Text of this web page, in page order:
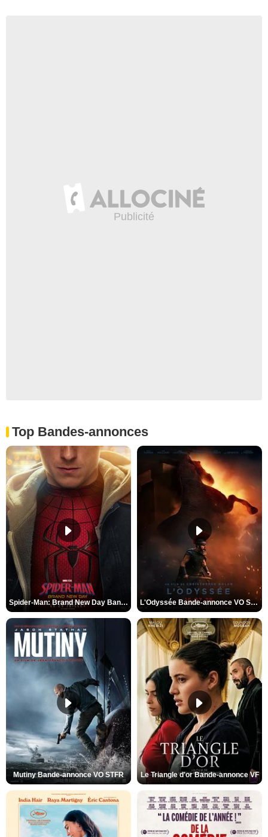
Top Bandes-annonces
Spider-Man: Brand New Day Bande-annonce VO STFR L'Odyssée Bande-annonce VO STFR
Mutiny Bande-annonce VO STFR Le Triangle d'or Bande-annonce VF